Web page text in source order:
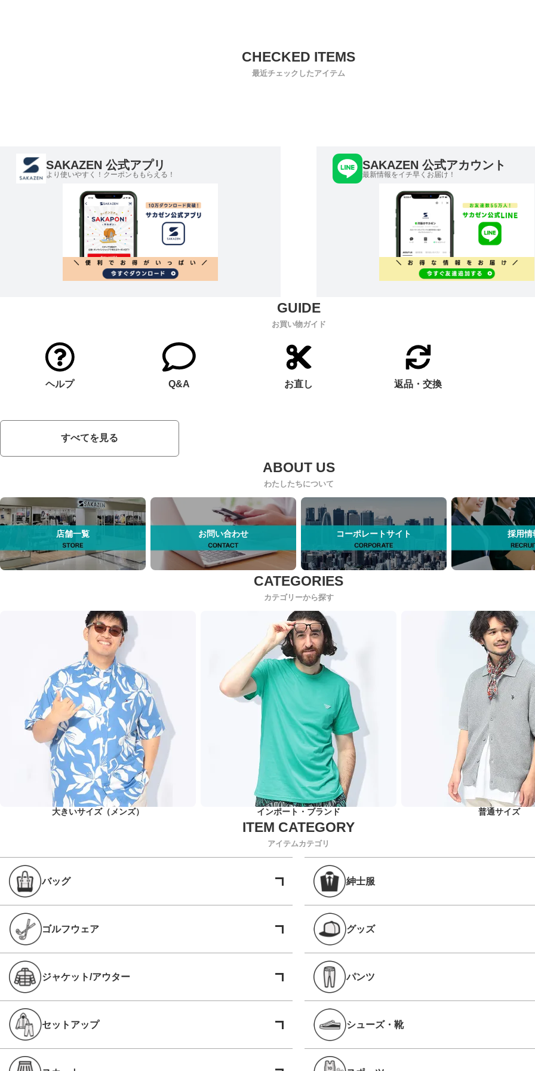
最近チェックしたアイテム
SAKAZEN 公式アプリ
より使いやすく！クーポンももらえる！
SAKAZEN 公式アカウント
最新情報をイチ早くお届け！
お買い物ガイド
ヘルプ Q&A お直し 返品・交換
すべてを見る
わたしたちについて
店舗一覧 お問い合わせ コーポレートサイト 採用情
カテゴリーから探す
大きいサイズ（メンズ） インポート・ブランド 普通サイズ
アイテムカテゴリ
バッグ 紳士服
ゴルフウェア グッズ
ジャケット/アウター パンツ
セットアップ シューズ・靴